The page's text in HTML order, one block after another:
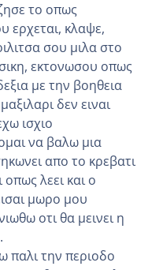
το οπως
ερχεται, κλαψε,
σου μιλα στο
εκτονωσου οπως
με την βοηθεια
δεν ειναι
ισχιο
να βαλω μια
απο το κρεβατι
λεει και ο
μωρο μου
οτι θα μεινει η
παλι την περιοδο